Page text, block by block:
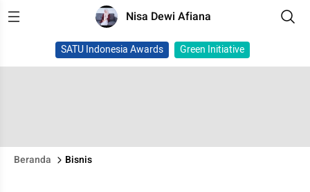
Nisa Dewi Afiana
SATU Indonesia Awards Green Initiative
Beranda Bisnis